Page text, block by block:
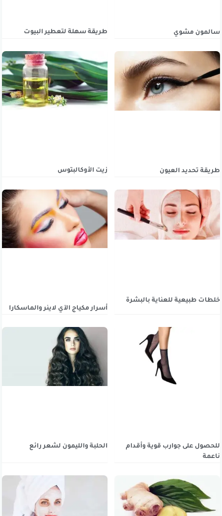
سالمون مشوي طريقة سهلة لتعطير البيوت
طريقة تحديد العيون زيت الأوكالبتوس
خلطات طبيعية للعناية بالبشرة
أسرار مكياج الآي لاينر والماسكارا
للحصول على جوارب قوية وأقدام
ناعمة
الحلبة والليمون لشعر رائع